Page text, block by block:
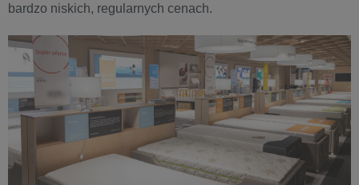
bardzo niskich, regularnych cenach.